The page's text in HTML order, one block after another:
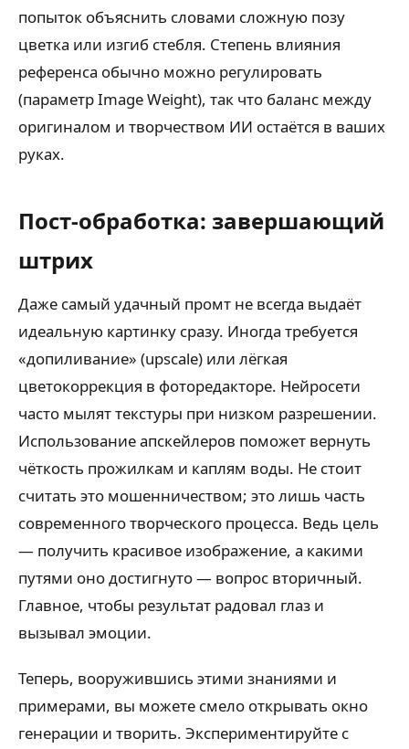
попыток объяснить словами сложную позу
цветка или изгиб стебля. Степень влияния
референса обычно можно регулировать
(параметр Image Weight), так что баланс между
оригиналом и творчеством ИИ остаётся в ваших
руках.
Пост-обработка: завершающий
штрих
Даже самый удачный промт не всегда выдаёт
идеальную картинку сразу. Иногда требуется
«допиливание» (upscale) или лёгкая
цветокоррекция в фоторедакторе. Нейросети
часто мылят текстуры при низком разрешении.
Использование апскейлеров поможет вернуть
чёткость прожилкам и каплям воды. Не стоит
считать это мошенничеством; это лишь часть
современного творческого процесса. Ведь цель
— получить красивое изображение, а какими
путями оно достигнуто — вопрос вторичный.
Главное, чтобы результат радовал глаз и
вызывал эмоции.
Теперь, вооружившись этими знаниями и
примерами, вы можете смело открывать окно
генерации и творить. Экспериментируйте с